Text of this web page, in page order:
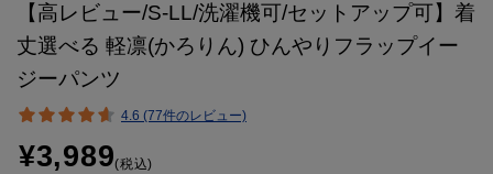
【高レビュー/S-LL/洗濯機可/セットアップ可】着
丈選べる 軽凛(かろりん) ひんやりフラップイー
ジーパンツ
4.6 (77件のレビュー)
¥3,989(税込)